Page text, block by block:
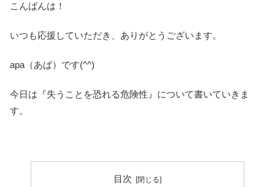
こんばんは！
いつも応援していただき、ありがとうございます。
apa（あぱ）です(^^)
今日は『失うことを恐れる危険性』について書いていきま
す。
目次